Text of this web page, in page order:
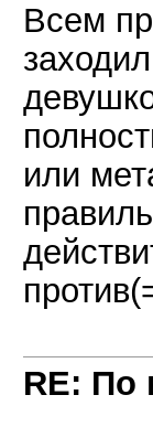
Всем
или
RE: По